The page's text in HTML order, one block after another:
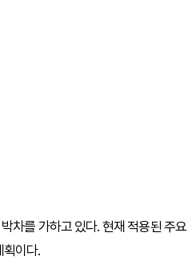
차를 가하고 있다. 현재 적용된 주요
획이다.